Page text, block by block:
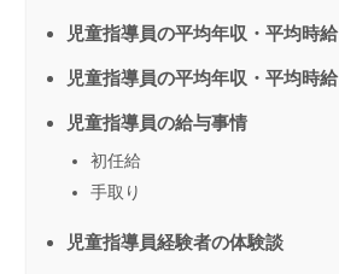
児童指導員の平均年収・平均時給
児童指導員の平均年収・平均時給
児童指導員の給与事情
初任給
手取り
児童指導員経験者の体験談